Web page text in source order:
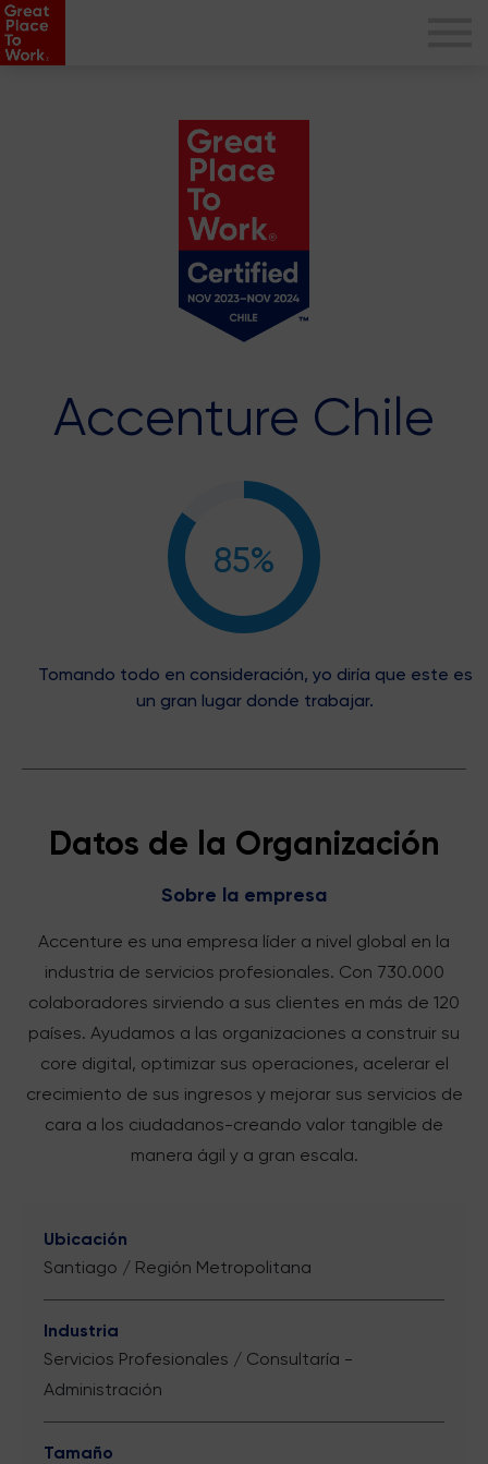
Accenture Chile
85%
Tomando todo en consideración, yo diría que este es
un gran lugar donde trabajar.
Datos de la Organización
Sobre la empresa
Accenture es una empresa líder a nivel global en la
industria de servicios profesionales. Con 730.000
colaboradores sirviendo a sus clientes en más de 120
países. Ayudamos a las organizaciones a construir su
core digital, optimizar sus operaciones, acelerar el
crecimiento de sus ingresos y mejorar sus servicios de
cara a los ciudadanos-creando valor tangible de
manera ágil y a gran escala.
Ubicación
Santiago / Región Metropolitana
Industria
Servicios Profesionales / Consultaría -
Administración
Tamaño